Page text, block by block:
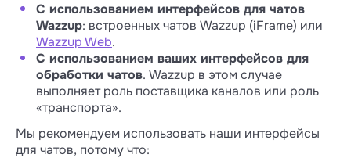
С использованием интерфейсов для чатов
Wazzup: встроенных чатов Wazzup (iFrame) или
Wazzup Web.
С использованием ваших интерфейсов для
обработки чатов. Wazzup в этом случае
выполняет роль поставщика каналов или роль
«транспорта».
Мы рекомендуем использовать наши интерфейсы
для чатов, потому что: